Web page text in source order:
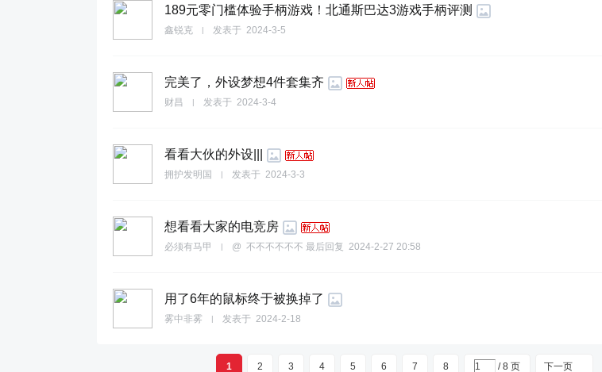
189元零门槛体验手柄游戏！北通斯巴达3游戏手柄评测
鑫锐克 发表于 2024-3-5
完美了，外设梦想4件套集齐
财昌 发表于 2024-3-4
看看大伙的外设|||
拥护发明国 发表于 2024-3-3
想看看大家的电竞房
必须有马甲 @ 不不不不不不 最后回复 2024-2-27 20:58
用了6年的鼠标终于被换掉了
雾中非雾 发表于 2024-2-18
1 2 3 4 5 6 7 8 / 8 页 下一页